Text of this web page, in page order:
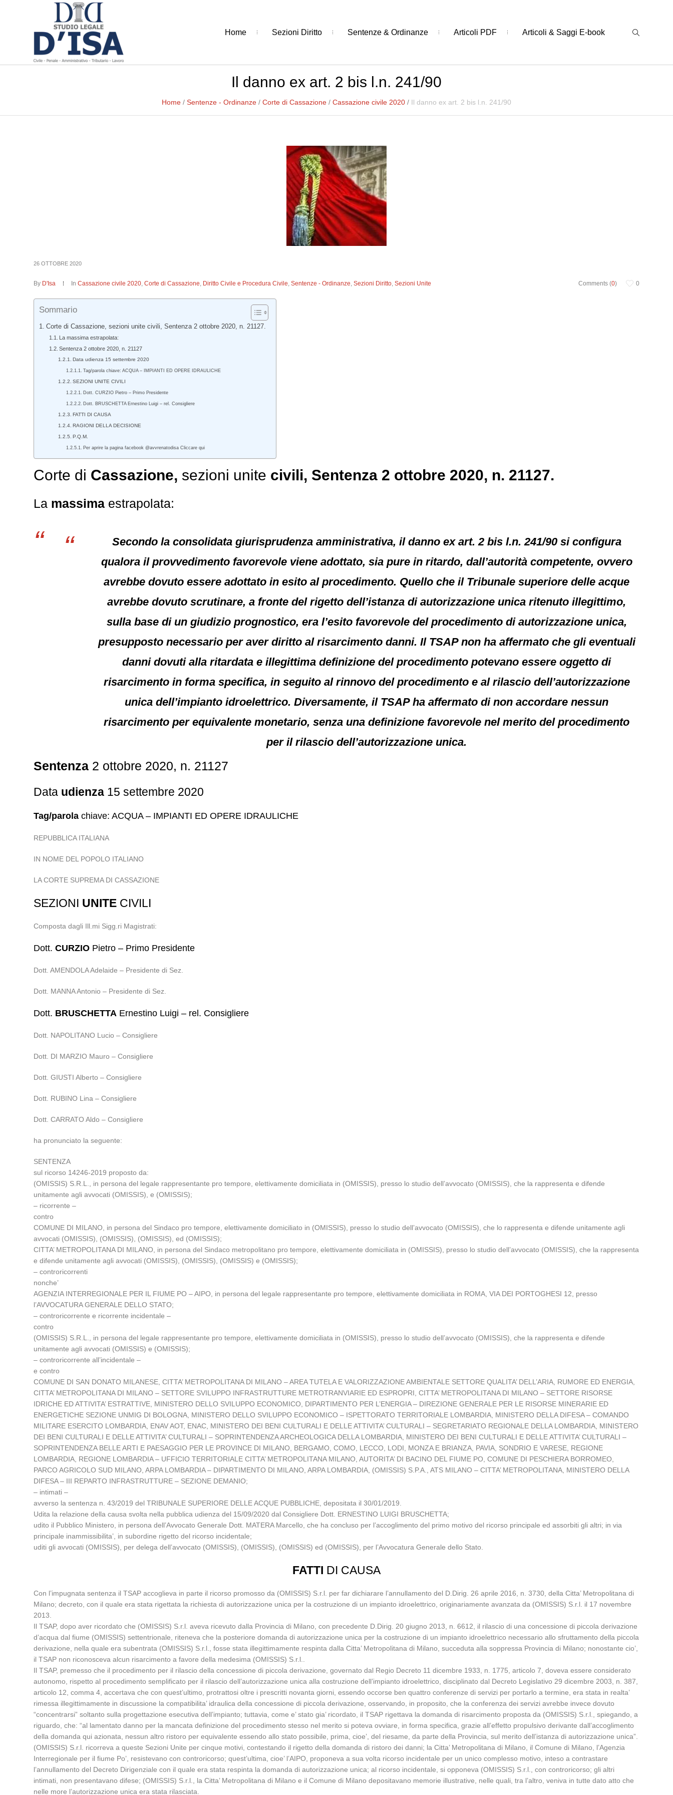
Home Sezioni Diritto Sentenze & Ordinanze Articoli PDF Articoli & Saggi E-book
Il danno ex art. 2 bis l.n. 241/90
Home / Sentenze - Ordinanze / Corte di Cassazione / Cassazione civile 2020 / Il danno ex art. 2 bis l.n. 241/90
26 OTTOBRE 2020
Comments (0) 0
By D'Isa InCassazione civile 2020,Corte di Cassazione, Diritto Civile e Procedura Civile,Sentenze - Ordinanze,Sezioni Diritto,Sezioni Unite
Sommario
Corte di Cassazione, sezioni unite civili, Sentenza 2 ottobre 2020, n. 21127.
La massima estrapolata:
Sentenza 2 ottobre 2020, n. 21127
Data udienza 15 settembre 2020
Tag/parola chiave: ACQUA – IMPIANTI ED OPERE IDRAULICHE
SEZIONI UNITE CIVILI
Dott. CURZIO Pietro – Primo Presidente
Dott. BRUSCHETTA Ernestino Luigi – rel. Consigliere
FATTI DI CAUSA
RAGIONI DELLA DECISIONE
P.Q.M.
Per aprire la pagina facebook @avvrenatodisa Cliccare qui
Corte di Cassazione, sezioni unite civili, Sentenza 2 ottobre 2020, n. 21127.
La massima estrapolata:
Secondo la consolidata giurisprudenza amministrativa, il danno ex art. 2 bis l.n. 241/90 si configura
qualora il provvedimento favorevole viene adottato, sia pure in ritardo, dall’autorità competente, ovvero
avrebbe dovuto essere adottato in esito al procedimento. Quello che il Tribunale superiore delle acque
avrebbe dovuto scrutinare, a fronte del rigetto dell’istanza di autorizzazione unica ritenuto illegittimo,
sulla base di un giudizio prognostico, era l’esito favorevole del procedimento di autorizzazione unica,
presupposto necessario per aver diritto al risarcimento danni. Il TSAP non ha affermato che gli eventuali
danni dovuti alla ritardata e illegittima definizione del procedimento potevano essere oggetto di
risarcimento in forma specifica, in seguito al rinnovo del procedimento e al rilascio dell’autorizzazione
unica dell’impianto idroelettrico. Diversamente, il TSAP ha affermato di non accordare nessun
risarcimento per equivalente monetario, senza una definizione favorevole nel merito del procedimento
per il rilascio dell’autorizzazione unica.
Sentenza 2 ottobre 2020, n. 21127
Data udienza 15 settembre 2020
Tag/parola chiave: ACQUA – IMPIANTI ED OPERE IDRAULICHE
REPUBBLICA ITALIANA
IN NOME DEL POPOLO ITALIANO
LA CORTE SUPREMA DI CASSAZIONE
SEZIONI UNITE CIVILI
Composta dagli Ill.mi Sigg.ri Magistrati:
Dott.CURZIO Pietro – Primo Presidente
Dott. AMENDOLA Adelaide – Presidente di Sez.
Dott. MANNA Antonio – Presidente di Sez.
Dott. BRUSCHETTA Ernestino Luigi – rel. Consigliere
Dott. NAPOLITANO Lucio – Consigliere
Dott. DI MARZIO Mauro – Consigliere
Dott. GIUSTI Alberto – Consigliere
Dott. RUBINO Lina – Consigliere
Dott. CARRATO Aldo – Consigliere
ha pronunciato la seguente:
SENTENZA
sul ricorso 14246-2019 proposto da:
(OMISSIS) S.R.L., in persona del legale rappresentante pro tempore, elettivamente domiciliata in (OMISSIS), presso lo studio dell’avvocato (OMISSIS), che la rappresenta e difende
unitamente agli avvocati (OMISSIS), e (OMISSIS);
– ricorrente –
contro
COMUNE DI MILANO, in persona del Sindaco pro tempore, elettivamente domiciliato in (OMISSIS), presso lo studio dell’avvocato (OMISSIS), che lo rappresenta e difende unitamente agli
avvocati (OMISSIS), (OMISSIS), (OMISSIS), ed (OMISSIS);
CITTA’ METROPOLITANA DI MILANO, in persona del Sindaco metropolitano pro tempore, elettivamente domiciliata in (OMISSIS), presso lo studio dell’avvocato (OMISSIS), che la rappresenta
e difende unitamente agli avvocati (OMISSIS), (OMISSIS), (OMISSIS) e (OMISSIS);
– controricorrenti
nonche’
AGENZIA INTERREGIONALE PER IL FIUME PO – AIPO, in persona del legale rappresentante pro tempore, elettivamente domiciliata in ROMA, VIA DEI PORTOGHESI 12, presso
l’AVVOCATURA GENERALE DELLO STATO;
– controricorrente e ricorrente incidentale –
contro
(OMISSIS) S.R.L., in persona del legale rappresentante pro tempore, elettivamente domiciliata in (OMISSIS), presso lo studio dell’avvocato (OMISSIS), che la rappresenta e difende
unitamente agli avvocati (OMISSIS) e (OMISSIS);
– controricorrente all’incidentale –
e contro
COMUNE DI SAN DONATO MILANESE, CITTA’ METROPOLITANA DI MILANO – AREA TUTELA E VALORIZZAZIONE AMBIENTALE SETTORE QUALITA’ DELL’ARIA, RUMORE ED ENERGIA,
CITTA’ METROPOLITANA DI MILANO – SETTORE SVILUPPO INFRASTRUTTURE METROTRANVIARIE ED ESPROPRI, CITTA’ METROPOLITANA DI MILANO – SETTORE RISORSE
IDRICHE ED ATTIVITA’ ESTRATTIVE, MINISTERO DELLO SVILUPPO ECONOMICO, DIPARTIMENTO PER L’ENERGIA – DIREZIONE GENERALE PER LE RISORSE MINERARIE ED
ENERGETICHE SEZIONE UNMIG DI BOLOGNA, MINISTERO DELLO SVILUPPO ECONOMICO – ISPETTORATO TERRITORIALE LOMBARDIA, MINISTERO DELLA DIFESA – COMANDO
MILITARE ESERCITO LOMBARDIA, ENAV AOT, ENAC, MINISTERO DEI BENI CULTURALI E DELLE ATTIVITA’ CULTURALI – SEGRETARIATO REGIONALE DELLA LOMBARDIA, MINISTERO
DEI BENI CULTURALI E DELLE ATTIVITA’ CULTURALI – SOPRINTENDENZA ARCHEOLOGICA DELLA LOMBARDIA, MINISTERO DEI BENI CULTURALI E DELLE ATTIVITA’ CULTURALI –
SOPRINTENDENZA BELLE ARTI E PAESAGGIO PER LE PROVINCE DI MILANO, BERGAMO, COMO, LECCO, LODI, MONZA E BRIANZA, PAVIA, SONDRIO E VARESE, REGIONE
LOMBARDIA, REGIONE LOMBARDIA – UFFICIO TERRITORIALE CITTA’ METROPOLITANA MILANO, AUTORITA’ DI BACINO DEL FIUME PO, COMUNE DI PESCHIERA BORROMEO,
PARCO AGRICOLO SUD MILANO, ARPA LOMBARDIA – DIPARTIMENTO DI MILANO, ARPA LOMBARDIA, (OMISSIS) S.P.A., ATS MILANO – CITTA’ METROPOLITANA, MINISTERO DELLA
DIFESA – III REPARTO INFRASTRUTTURE – SEZIONE DEMANIO;
– intimati –
avverso la sentenza n. 43/2019 del TRIBUNALE SUPERIORE DELLE ACQUE PUBBLICHE, depositata il 30/01/2019.
Udita la relazione della causa svolta nella pubblica udienza del 15/09/2020 dal Consigliere Dott. ERNESTINO LUIGI BRUSCHETTA;
udito il Pubblico Ministero, in persona dell’Avvocato Generale Dott. MATERA Marcello, che ha concluso per l’accoglimento del primo motivo del ricorso principale ed assorbiti gli altri; in via
principale inammissibilita’, in subordine rigetto del ricorso incidentale;
uditi gli avvocati (OMISSIS), per delega dell’avvocato (OMISSIS), (OMISSIS), (OMISSIS) ed (OMISSIS), per l’Avvocatura Generale dello Stato.
FATTI DI CAUSA
Con l’impugnata sentenza il TSAP accoglieva in parte il ricorso promosso da (OMISSIS) S.r.l. per far dichiarare l’annullamento del D.Dirig. 26 aprile 2016, n. 3730, della Citta’ Metropolitana di
Milano; decreto, con il quale era stata rigettata la richiesta di autorizzazione unica per la costruzione di un impianto idroelettrico, originariamente avanzata da (OMISSIS) S.r.l. il 17 novembre
2013.
Il TSAP, dopo aver ricordato che (OMISSIS) S.r.l. aveva ricevuto dalla Provincia di Milano, con precedente D.Dirig. 20 giugno 2013, n. 6612, il rilascio di una concessione di piccola derivazione
d’acqua dal fiume (OMISSIS) settentrionale, riteneva che la posteriore domanda di autorizzazione unica per la costruzione di un impianto idroelettrico necessario allo sfruttamento della piccola
derivazione, nella quale era subentrata (OMISSIS) S.r.l., fosse stata illegittimamente respinta dalla Citta’ Metropolitana di Milano, succeduta alla soppressa Provincia di Milano; nonostante cio’,
il TSAP non riconosceva alcun risarcimento a favore della medesima (OMISSIS) S.r.l..
Il TSAP, premesso che il procedimento per il rilascio della concessione di piccola derivazione, governato dal Regio Decreto 11 dicembre 1933, n. 1775, articolo 7, doveva essere considerato
autonomo, rispetto al procedimento semplificato per il rilascio dell’autorizzazione unica alla costruzione dell’impianto idroelettrico, disciplinato dal Decreto Legislativo 29 dicembre 2003, n. 387,
articolo 12, comma 4, accertava che con quest’ultimo, protrattosi oltre i prescritti novanta giorni, essendo occorse ben quattro conferenze di servizi per portarlo a termine, era stata in realta’
rimessa illegittimamente in discussione la compatibilita’ idraulica della concessione di piccola derivazione, osservando, in proposito, che la conferenza dei servizi avrebbe invece dovuto
“concentrarsi” soltanto sulla progettazione esecutiva dell’impianto; tuttavia, come e’ stato gia’ ricordato, il TSAP rigettava la domanda di risarcimento proposta da (OMISSIS) S.r.l., spiegando, a
riguardo, che: “al lamentato danno per la mancata definizione del procedimento stesso nel merito si poteva ovviare, in forma specifica, grazie all’effetto propulsivo derivante dall’accoglimento
della domanda qui azionata, nessun altro ristoro per equivalente essendo allo stato possibile, prima, cioe’, del riesame, da parte della Provincia, sul merito dell’istanza di autorizzazione unica”.
(OMISSIS) S.r.l. ricorreva a queste Sezioni Unite per cinque motivi, contestando il rigetto della domanda di ristoro dei danni; la Citta’ Metropolitana di Milano, il Comune di Milano, l’Agenzia
Interregionale per il fiume Po’, resistevano con controricorso; quest’ultima, cioe’ l’AIPO, proponeva a sua volta ricorso incidentale per un unico complesso motivo, inteso a contrastare
l’annullamento del Decreto Dirigenziale con il quale era stata respinta la domanda di autorizzazione unica; al ricorso incidentale, si opponeva (OMISSIS) S.r.l., con controricorso; gli altri
intimati, non presentavano difese; (OMISSIS) S.r.l., la Citta’ Metropolitana di Milano e il Comune di Milano depositavano memorie illustrative, nelle quali, tra l’altro, veniva in tutte dato atto che
nelle more l’autorizzazione unica era stata rilasciata.